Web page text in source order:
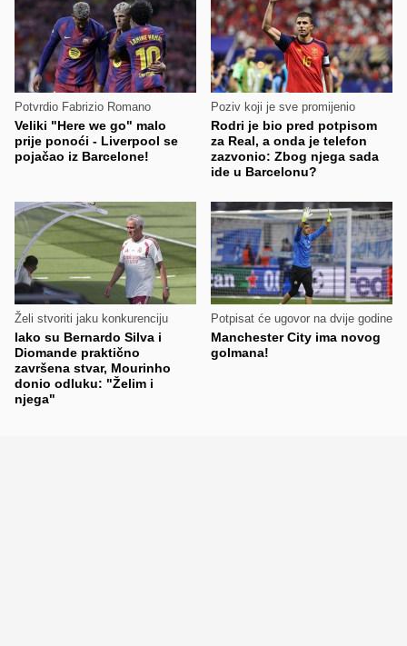
Potvrdio Fabrizio Romano
Veliki "Here we go" malo
prije ponoći - Liverpool se
pojačao iz Barcelone!
Poziv koji je sve promijenio
Rodri je bio pred potpisom
za Real, a onda je telefon
zazvonio: Zbog njega sada
ide u Barcelonu?
Želi stvoriti jaku konkurenciju
Iako su Bernardo Silva i
Diomande praktično
završena stvar, Mourinho
donio odluku: "Želim i
njega"
Potpisat će ugovor na dvije godine
Manchester City ima novog
golmana!